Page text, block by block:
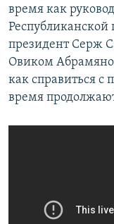
время как
президент Серж
Овиком
как справиться с
время